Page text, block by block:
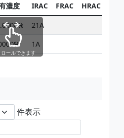
濃度 IRAC FRAC HRAC
21A
1A
ロールできます
件表示